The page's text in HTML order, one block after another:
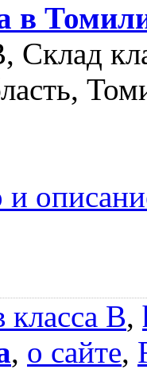
в
Склад
и
B,
, о сайте,